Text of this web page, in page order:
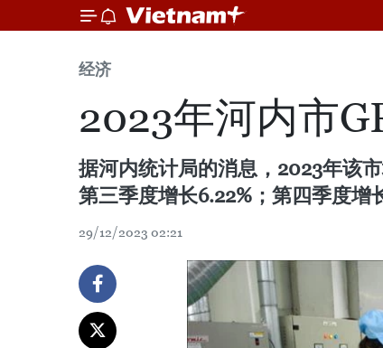
经济
2023年河内市
据河内统计局的消息，2023年该
第三季度增长6.22%；第四季度增
29/12/2023 02:21